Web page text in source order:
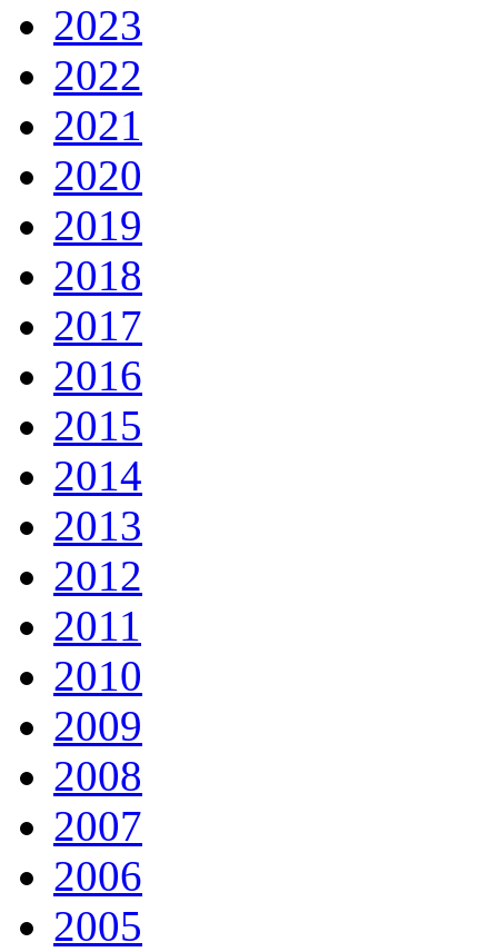
2023
2022
2021
2020
2019
2018
2017
2016
2015
2014
2013
2012
2011
2010
2009
2008
2007
2006
2005